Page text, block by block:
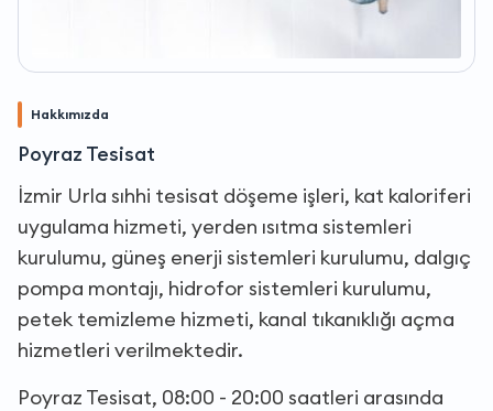
Hakkımızda
Poyraz Tesisat
İzmir Urla sıhhi tesisat döşeme işleri, kat kaloriferi
uygulama hizmeti, yerden ısıtma sistemleri
kurulumu, güneş enerji sistemleri kurulumu, dalgıç
pompa montajı, hidrofor sistemleri kurulumu,
petek temizleme hizmeti, kanal tıkanıklığı açma
hizmetleri verilmektedir.
Poyraz Tesisat, 08:00 - 20:00 saatleri arasında